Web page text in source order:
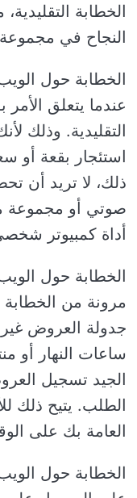
الخطابة
النجاح في
الخطابة حول
عندما يتعلق
التقليدية. وذلك
استئجار بقعة أو
ذلك، لا تريد أن
صوتي أو مجموعة
أداة كمبيوتر
الخطابة حول
مرونة من الخطابة
جدولة العروض
ساعات النهار أو
الجيد تسجيل
الطلب. يتيح ذلك
العامة بك على
الخطابة حول